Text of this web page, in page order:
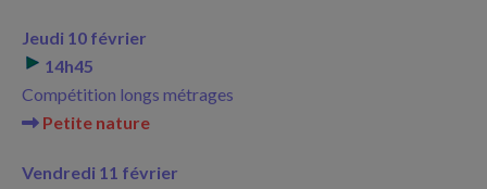
Jeudi 10 février
14h45
Compétition longs métrages
Petite nature
Vendredi 11 février